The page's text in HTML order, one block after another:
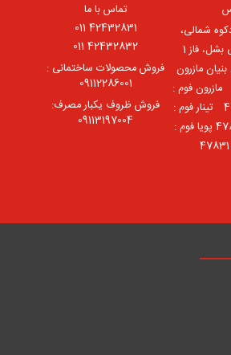
شمالی،
شهرک صنعتی بشل، فاز 1
مازرون
فوم ⠀کدپستی: ⠀مازرون فوم :
88154 – 47831 ⠀تینار فوم :
88188 – 47831⠀ پویا فوم :
تماس با ما
42432831 011
42432832 011
فروش محصولات ساختمانی :
09112286001
فروش ظروف یکبار مصرف:
09113197004